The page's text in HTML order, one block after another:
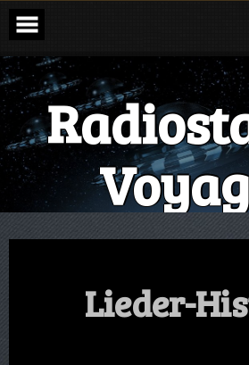
The Sound of the
Lieder-